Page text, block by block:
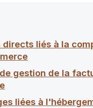
directs liés à la
gestion de la
liées à